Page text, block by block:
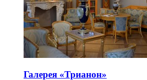
Галерея «Трианон»